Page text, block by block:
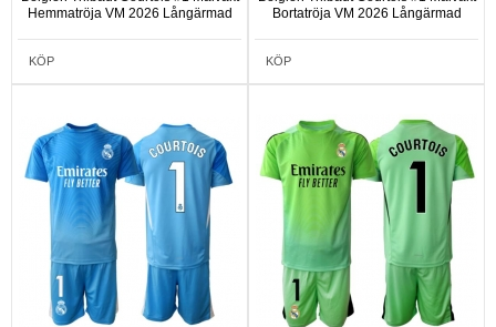
Hemmatröja VM 2026 Långärmad
KÖP
Bortatröja VM 2026 Långärmad
KÖP